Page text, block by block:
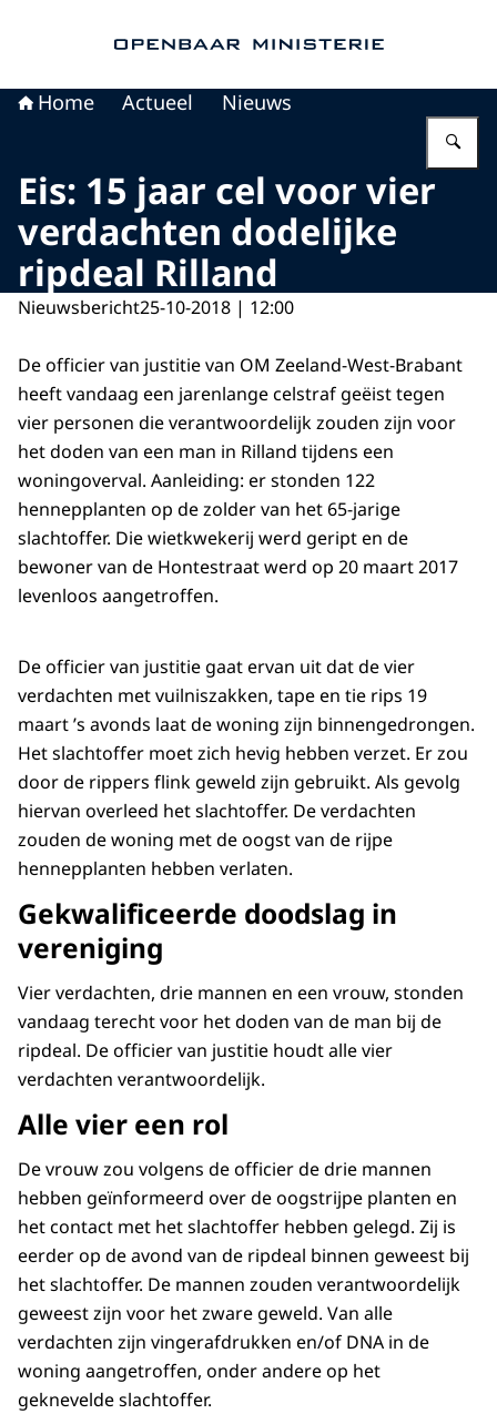
Home Actueel Nieuws
Eis: 15 jaar cel voor vier
verdachten dodelijke
ripdeal Rilland
Nieuwsbericht25-10-2018 | 12:00
De officier van justitie van OM Zeeland-West-Brabant
heeft vandaag een jarenlange celstraf geëist tegen
vier personen die verantwoordelijk zouden zijn voor
het doden van een man in Rilland tijdens een
woningoverval. Aanleiding: er stonden 122
hennepplanten op de zolder van het 65-jarige
slachtoffer. Die wietkwekerij werd geript en de
bewoner van de Hontestraat werd op 20 maart 2017
levenloos aangetroffen.
De officier van justitie gaat ervan uit dat de vier
verdachten met vuilniszakken, tape en tie rips 19
maart ’s avonds laat de woning zijn binnengedrongen.
Het slachtoffer moet zich hevig hebben verzet. Er zou
door de rippers flink geweld zijn gebruikt. Als gevolg
hiervan overleed het slachtoffer. De verdachten
zouden de woning met de oogst van de rijpe
hennepplanten hebben verlaten.
Gekwalificeerde doodslag in
vereniging
Vier verdachten, drie mannen en een vrouw, stonden
vandaag terecht voor het doden van de man bij de
ripdeal. De officier van justitie houdt alle vier
verdachten verantwoordelijk.
Alle vier een rol
De vrouw zou volgens de officier de drie mannen
hebben geïnformeerd over de oogstrijpe planten en
het contact met het slachtoffer hebben gelegd. Zij is
eerder op de avond van de ripdeal binnen geweest bij
het slachtoffer. De mannen zouden verantwoordelijk
geweest zijn voor het zware geweld. Van alle
verdachten zijn vingerafdrukken en/of DNA in de
woning aangetroffen, onder andere op het
geknevelde slachtoffer.